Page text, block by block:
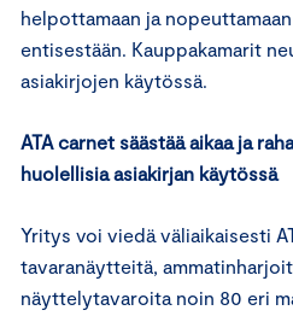
helpottamaan ja
entisestään. Kauppakamarit
asiakirjojen käytössä.
ATA carnet säästää aikaa ja
huolellisia asiakirjan käytössä
Yritys voi viedä väliaikaisesti
tavaranäytteitä,
näyttelytavaroita noin 80 eri